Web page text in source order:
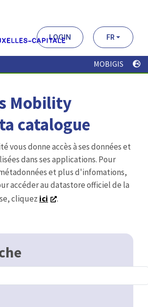
LOGIN FR
MOBIGIS
Mobility
catalogue
vous donne accès à ses données et
dans ses applications. Pour
et plus d'infomations,
accéder au datastore officiel de la
cliquez ici .